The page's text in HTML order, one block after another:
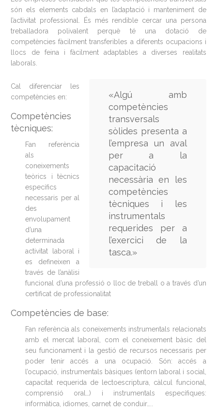
són els elements cabdals en l’adaptació i manteniment de
l’activitat professional. És més rendible cercar una persona
treballadora polivalent perquè té una dotació de
competències fàcilment transferibles a diferents ocupacions i
llocs de feina i fàcilment adaptables a diverses realitats
laborals.
«Algú amb
competències
transversals
sòlides presenta a
l’empresa un aval
per a la
capacitació
necessària en les
competències
tècniques i les
instrumentals
requerides per a
l’exercici de la
tasca.»
Cal diferenciar les
competències en:
Competències
tècniques:
Fan referència
als
coneixements
teòrics i tècnics
específics
necessaris per al
des
envolupament
d’una
determinada
activitat laboral i
es defineixen a
través de l’anàlisi
funcional d’una professió o lloc de treball o a través d’un
certificat de professionalitat
Competències de base:
Fan referència als coneixements instrumentals relacionats
amb el mercat laboral, com el coneixement bàsic del
seu funcionament i la gestió de recursos necessaris per
poder tenir accés a una ocupació. Són: accés a
l’ocupació, instrumentals bàsiques (entorn laboral i social,
capacitat requerida de lectoescriptura, càlcul funcional,
comprensió oral…) i instrumentals específiques:
informàtica, idiomes, carnet de conduir…..